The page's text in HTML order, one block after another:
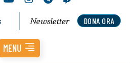
DONA ORA
Newsletter
MENU